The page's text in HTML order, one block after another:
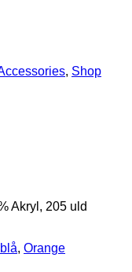
, Shop
Akryl, 205 uld
, Orange